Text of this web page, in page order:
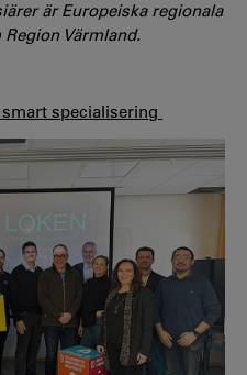
är Europeiska regionala
Värmland.
specialisering